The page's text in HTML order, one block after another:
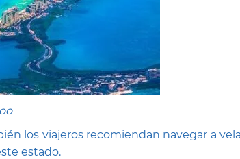
los viajeros recomiendan navegar a
estado.